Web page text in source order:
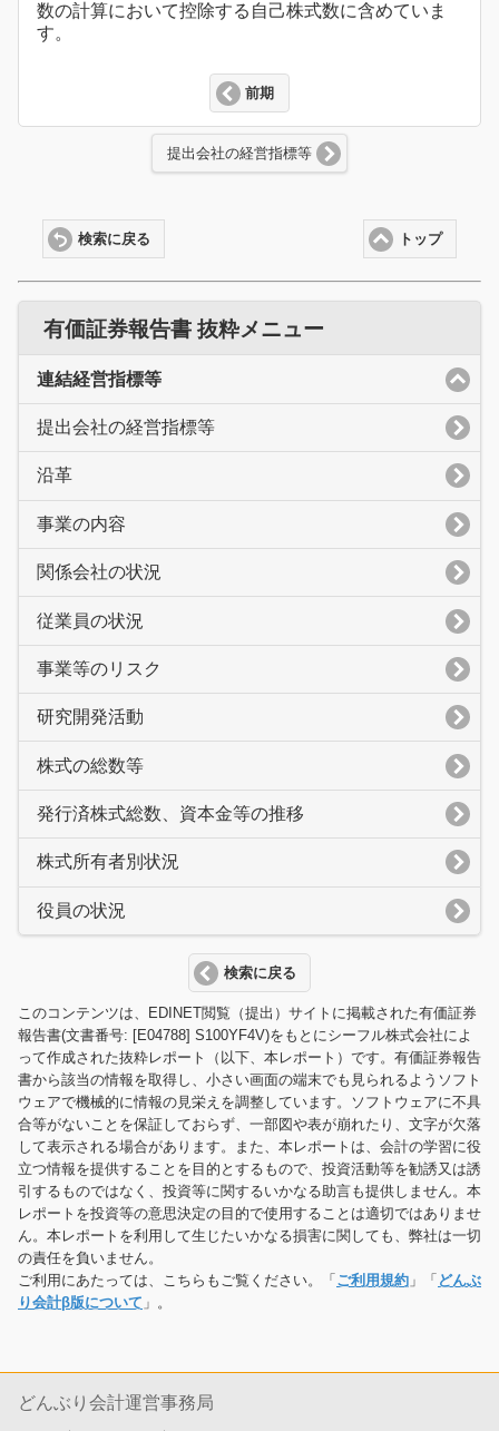
数の計算において控除する自己株式数に含めていま
す。
前期
提出会社の経営指標等
トップ
検索に戻る
有価証券報告書 抜粋メニュー
連結経営指標等
提出会社の経営指標等
沿革
事業の内容
関係会社の状況
従業員の状況
事業等のリスク
研究開発活動
株式の総数等
発行済株式総数、資本金等の推移
株式所有者別状況
役員の状況
検索に戻る
このコンテンツは、EDINET閲覧（提出）サイトに掲載された有価証券
報告書(文書番号: [E04788] S100YF4V)をもとにシーフル株式会社によ
って作成された抜粋レポート（以下、本レポート）です。有価証券報告
書から該当の情報を取得し、小さい画面の端末でも見られるようソフト
ウェアで機械的に情報の見栄えを調整しています。ソフトウェアに不具
合等がないことを保証しておらず、一部図や表が崩れたり、文字が欠落
して表示される場合があります。また、本レポートは、会計の学習に役
立つ情報を提供することを目的とするもので、投資活動等を勧誘又は誘
引するものではなく、投資等に関するいかなる助言も提供しません。本
レポートを投資等の意思決定の目的で使用することは適切ではありませ
ん。本レポートを利用して生じたいかなる損害に関しても、弊社は一切
の責任を負いません。
ご利用にあたっては、こちらもご覧ください。「 ご利用規約 」「 どんぶ
り会計β版について 」。
どんぶり会計運営事務局